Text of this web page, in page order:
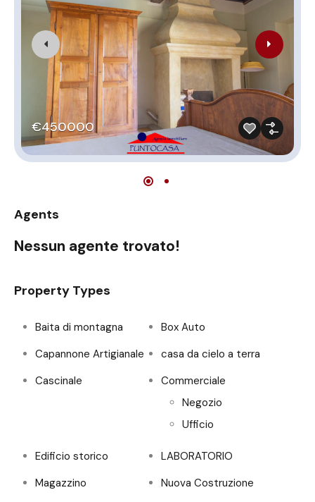
€450000
Agents
Nessun agente trovato!
Property Types
Baita di montagna
Box Auto
Capannone Artigianale
casa da cielo a terra
Cascinale
Commerciale
Negozio
Ufficio
Edificio storico
LABORATORIO
Magazzino
Nuova Costruzione